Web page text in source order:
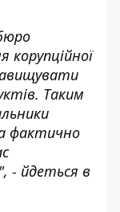
корупційної
Таким
фактично
- йдеться в